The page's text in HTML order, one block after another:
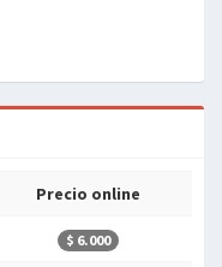
Precio online
$ 6.000